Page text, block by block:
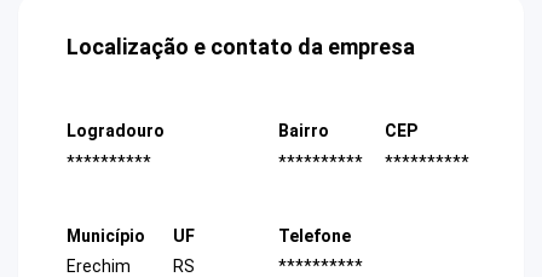
Localização e contato da empresa
Logradouro
**********
Bairro
**********
CEP
**********
Município
Erechim
UF
RS
Telefone
**********